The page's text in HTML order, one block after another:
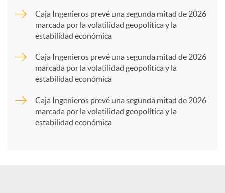
a
Caja Ingenieros prevé una segunda mitad de 2026
marcada por la volatilidad geopolítica y la
estabilidad económica
Caja Ingenieros prevé una segunda mitad de 2026
marcada por la volatilidad geopolítica y la
estabilidad económica
Caja Ingenieros prevé una segunda mitad de 2026
marcada por la volatilidad geopolítica y la
estabilidad económica